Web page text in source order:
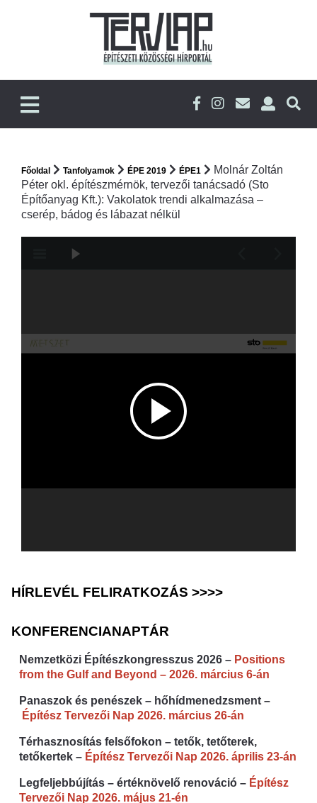
Főoldal Tanfolyamok ÉPE 2019 ÉPE1
Molnár Zoltán
Péter okl. építészmérnök, tervezői tanácsadó (Sto
Építőanyag Kft.): Vakolatok trendi alkalmazása –
cserép, bádog és lábazat nélkül
HÍRLEVÉL FELIRATKOZÁS >>>>
KONFERENCIANAPTÁR
Nemzetközi Építészkongresszus 2026 – Positions
from the Gulf and Beyond – 2026. március 6-án
Panaszok és penészek – hőhídmenedzsment –
Építész Tervezői Nap 2026. március 26-án
Térhasznosítás felsőfokon – tetők, tetőterek,
tetőkertek – Építész Tervezői Nap 2026. április 23-án
Legfeljebbújítás – értéknövelő renováció – Építész
Tervezői Nap 2026. május 21-én